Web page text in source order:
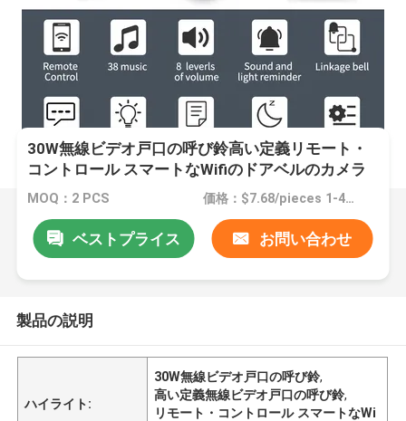
30W無線ビデオ戸口の呼び鈴高い定義リモート・
コントロール スマートなWifiのドアベルのカメラ
MOQ：2 PCS 価格：$7.68/pieces 1-49 pieces
ベストプライス お問い合わせ
製品の説明
ハイライト:
30W無線ビデオ戸口の呼び鈴,
高い定義無線ビデオ戸口の呼び鈴,
リモート・コントロール スマートなWi